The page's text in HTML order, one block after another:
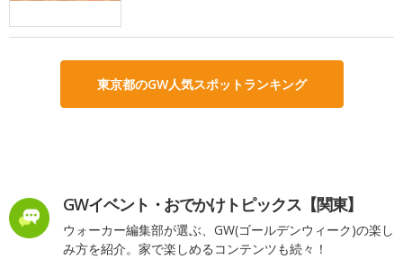
東京都のGW人気スポットランキング
GWイベント・おでかけトピックス【関東】
ウォーカー編集部が選ぶ、GW(ゴールデンウィーク)の楽し
み方を紹介。家で楽しめるコンテンツも続々！